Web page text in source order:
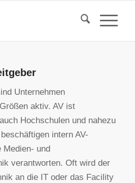
Unternehmen
aktiv. AV ist
Hochschulen und nahezu
intern AV-
und
verantworten. Oft wird der
an die IT oder das Facility